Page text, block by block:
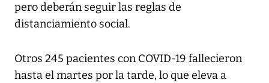
pero deberán seguir las reglas de
distanciamiento social.
Otros 245 pacientes con COVID-19 fallecieron
hasta el martes por la tarde, lo que eleva a